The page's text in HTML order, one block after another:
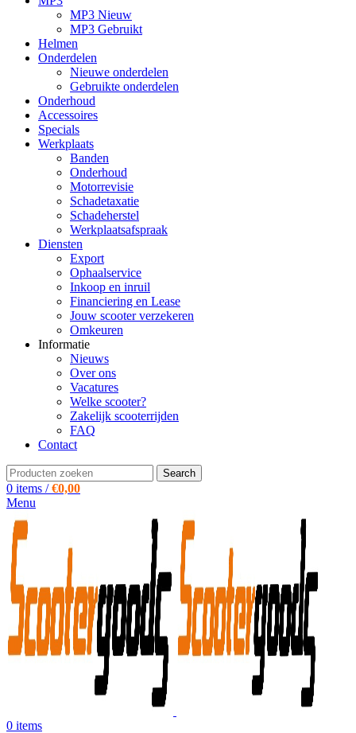
MP3 Nieuw
MP3 Gebruikt
Helmen
Onderdelen
Nieuwe onderdelen
Gebruikte onderdelen
Onderhoud
Accessoires
Specials
Werkplaats
Banden
Onderhoud
Motorrevisie
Schadetaxatie
Schadeherstel
Werkplaatsafspraak
Diensten
Export
Ophaalservice
Inkoop en inruil
Financiering en Lease
Jouw scooter verzekeren
Omkeuren
Informatie
Nieuws
Over ons
Vacatures
Welke scooter?
Zakelijk scooterrijden
FAQ
Contact
Search
0 items / €0,00
Menu
0 items